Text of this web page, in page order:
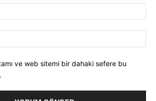
ve web sitemi bir dahaki sefere bu